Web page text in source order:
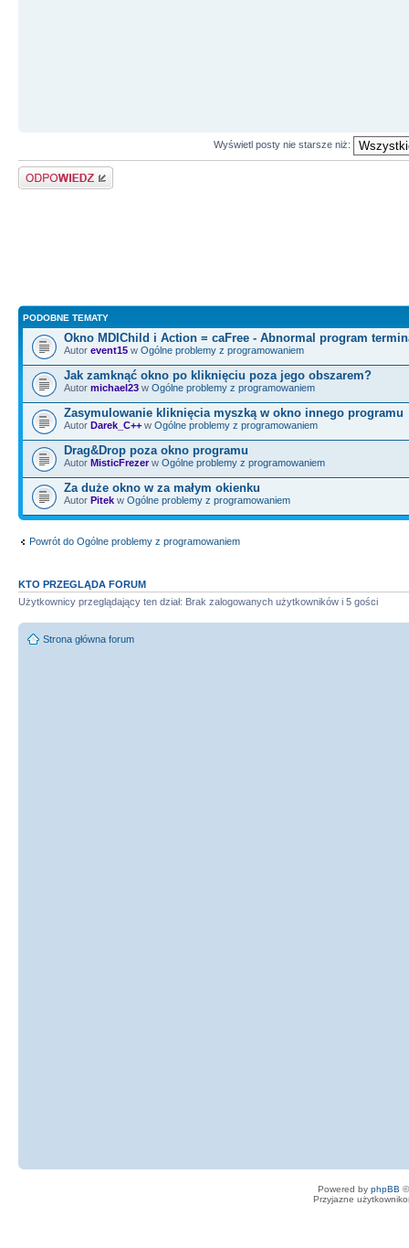
Wyświetl posty nie starsze niż:
Odpowiedz
PODOBNE TEMATY
Okno MDIChild i Action = caFree - Abnormal program
Autor event15 w Ogólne problemy z programowaniem
Jak zamknąć okno po kliknięciu poza jego obszarem?
Autor michael23 w Ogólne problemy z programowaniem
Zasymulowanie kliknięcia myszką w okno innego programu
Autor Darek_C++ w Ogólne problemy z programowaniem
Drag&Drop poza okno programu
Autor MisticFrezerw Ogólne problemy z programowaniem
Za duże okno w za małym okienku
Autor Pitek w Ogólne problemy z programowaniem
Powrót do Ogólne problemy z programowaniem
KTO PRZEGLĄDA FORUM
Użytkownicy przeglądający ten dział: Brak zalogowanych użytkowników i 5 gości
Strona główna forum
Powered by phpBB
Przyjazne